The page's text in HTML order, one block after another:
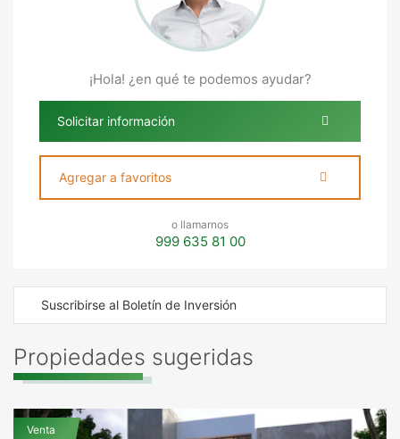
¡Hola! ¿en qué te podemos ayudar?
Solicitar información
Agregar a favoritos
o llamarnos
999 635 81 00
Suscribirse al Boletín de Inversión
Propiedades sugeridas
Venta